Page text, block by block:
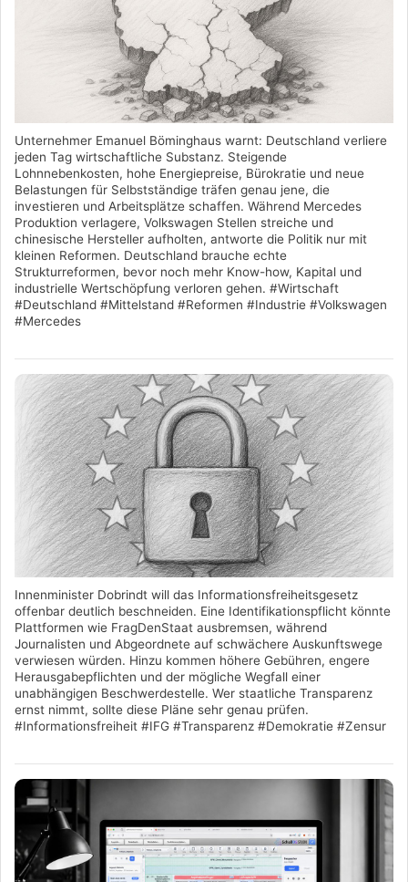
Unternehmer Emanuel Böminghaus warnt: Deutschland verliere
jeden Tag wirtschaftliche Substanz. Steigende
Lohnnebenkosten, hohe Energiepreise, Bürokratie und neue
Belastungen für Selbstständige träfen genau jene, die
investieren und Arbeitsplätze schaffen. Während Mercedes
Produktion verlagere, Volkswagen Stellen streiche und
chinesische Hersteller aufholten, antworte die Politik nur mit
kleinen Reformen. Deutschland brauche echte
Strukturreformen, bevor noch mehr Know-how, Kapital und
industrielle Wertschöpfung verloren gehen. #Wirtschaft
#Deutschland #Mittelstand #Reformen #Industrie #Volkswagen
#Mercedes
Innenminister Dobrindt will das Informationsfreiheitsgesetz
offenbar deutlich beschneiden. Eine Identifikationspflicht könnte
Plattformen wie FragDenStaat ausbremsen, während
Journalisten und Abgeordnete auf schwächere Auskunftswege
verwiesen würden. Hinzu kommen höhere Gebühren, engere
Herausgabepflichten und der mögliche Wegfall einer
unabhängigen Beschwerdestelle. Wer staatliche Transparenz
ernst nimmt, sollte diese Pläne sehr genau prüfen.
#Informationsfreiheit #IFG #Transparenz #Demokratie #Zensur